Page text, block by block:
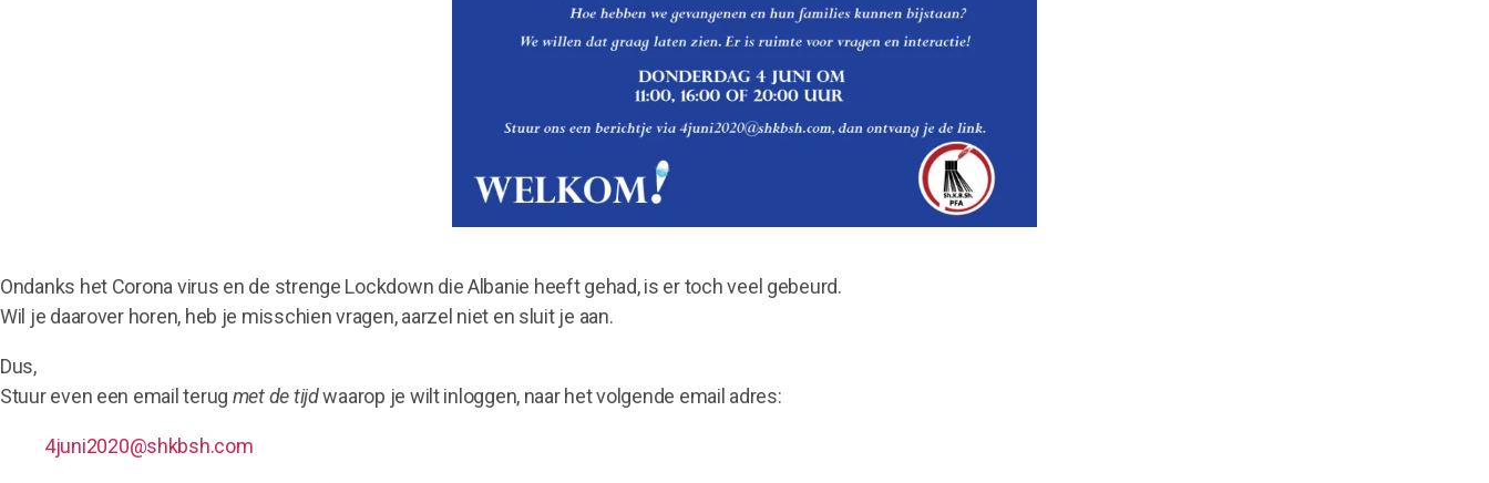
Ondanks het Corona virus en de strenge Lockdown die Albanie heeft gehad, is er toch veel gebeurd.
Wil je daarover horen, heb je misschien vragen, aarzel niet en sluit je aan.
Dus,
Stuur even een email terug met de tijdwaarop je wilt inloggen, naar het volgende email adres:
4juni2020@shkbsh.com